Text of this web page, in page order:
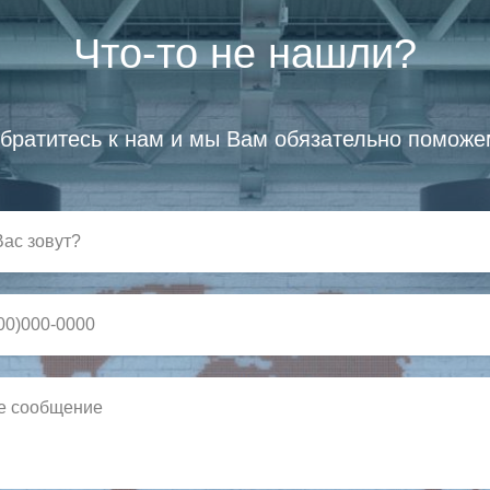
Что-то не нашли?
к нам и мы Вам обязательно